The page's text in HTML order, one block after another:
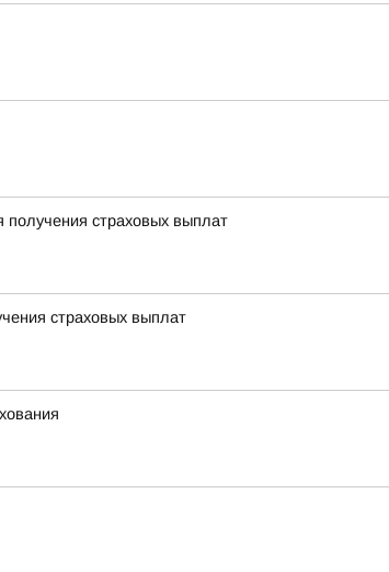
страховых выплат
страховых выплат